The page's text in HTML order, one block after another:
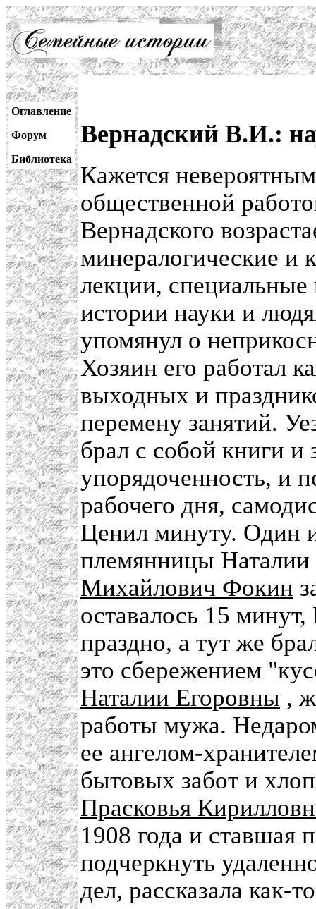
Оглавление
Форум
Библиотека
Вернадский В.И.:
Кажется
общественной
Вернадского
минералогические и
лекции,
истории науки и
упомянул о
Хозяин его работал
выходных и
перемену занятий.
брал с собой книги и
упорядоченность, и
рабочего дня,
Ценил минуту. Один
племянницы
Михайлович Фокин
оставалось 15
праздно, а тут же
это сбережением
Наталии Егоровны ,
работы мужа.
ее ангелом-
бытовых забот и
Прасковья
1908 года и ставшая
подчеркнуть
дел, рассказала как-